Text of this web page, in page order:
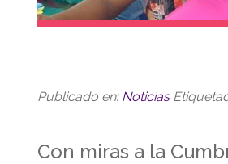
Publicado en: Noticias
Con miras a la